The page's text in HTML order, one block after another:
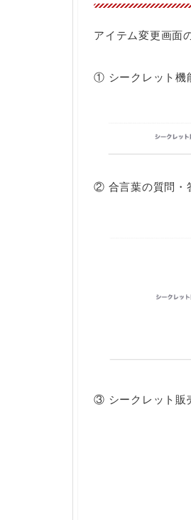
アイテム変更画面
① シークレット機
② 合言葉の質問・
③ シークレット販